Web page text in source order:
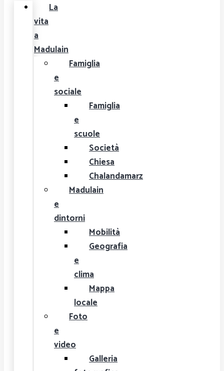
La
vita
a
Madulain
Famiglia
e
sociale
Famiglia
e
scuole
Società
Chiesa
Chalandamarz
Madulain
e
dintorni
Mobilità
Geografia
e
clima
Mappa
locale
Foto
e
video
Galleria